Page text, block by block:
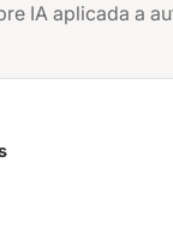
IA aplicada a